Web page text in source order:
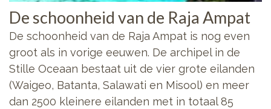
De schoonheid van de Raja Ampat
De schoonheid van de Raja Ampat is nog even
groot als in vorige eeuwen. De archipel in de
Stille Oceaan bestaat uit de vier grote eilanden
(Waigeo, Batanta, Salawati en Misool) en meer
dan 2500 kleinere eilanden met in totaal 85